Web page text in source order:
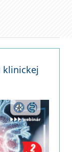
klinickej